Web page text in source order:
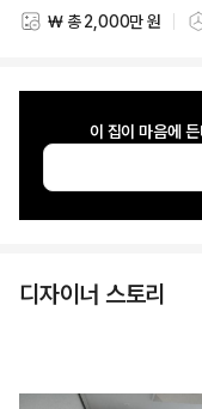
스타일링 비용
₩ 총 2,000만 원
이 집이 마음에
디자이너 스토리